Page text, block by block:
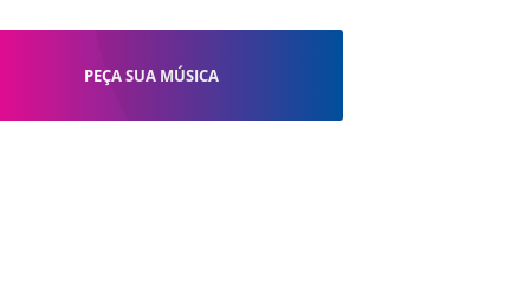
PEÇA SUA MÚSICA